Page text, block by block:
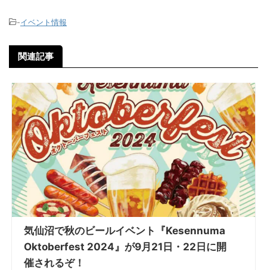
-イベント情報
関連記事
気仙沼で秋のビールイベント『Kesennuma
Oktoberfest 2024』が9月21日・22日に開
催されるぞ！